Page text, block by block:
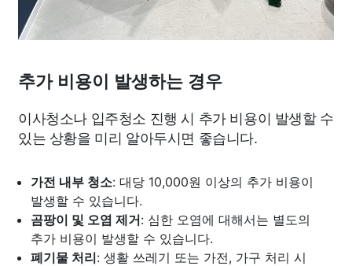
추가 비용이 발생하는 경우
이사청소나 입주청소 진행 시 추가 비용이 발생할 수
있는 상황을 미리 알아두시면 좋습니다.
가전 내부 청소: 대당 10,000원 이상의 추가 비용이
발생할 수 있습니다.
곰팡이 및 오염 제거: 심한 오염에 대해서는 별도의
추가 비용이 발생할 수 있습니다.
폐기물 처리: 생활 쓰레기 또는 가전, 가구 처리 시